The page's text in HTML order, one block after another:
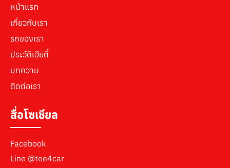
หน้าแรก
เกี่ยวกับเรา
รถของเรา
ประวัติเฮียตี๋
บทความ
ติดต่อเรา
สื่อโซเชียล
Facebook
Line @tee4car